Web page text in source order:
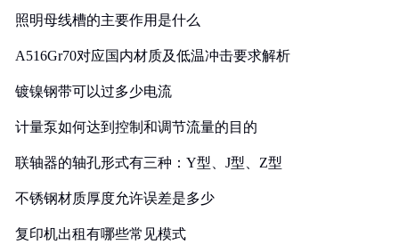
照明母线槽的主要作用是什么
A516Gr70对应国内材质及低温冲击要求解析
镀镍钢带可以过多少电流
计量泵如何达到控制和调节流量的目的
联轴器的轴孔形式有三种：Y型、J型、Z型
不锈钢材质厚度允许误差是多少
复印机出租有哪些常见模式